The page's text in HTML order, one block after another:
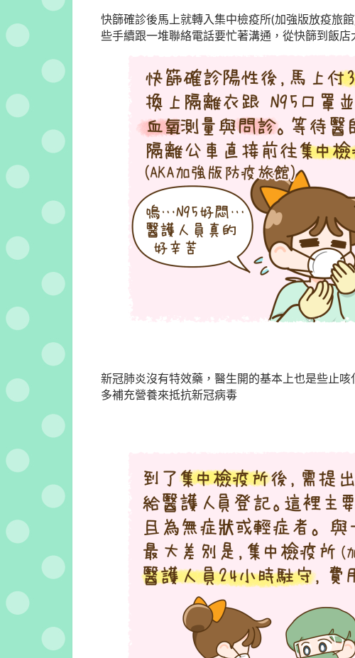
快篩確診後馬上就轉入集中檢疫所(加強版放疫旅
些手續跟一堆聯絡電話要忙著溝通，從快篩到飯
新冠肺炎沒有特效藥，醫生開的基本上也是些止
多補充營養來抵抗新冠病毒